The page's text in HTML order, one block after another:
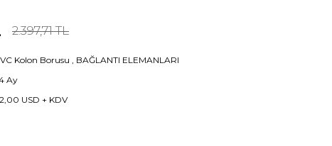
2.397,71 TL
Kolon Borusu , BAĞLANTI ELEMANLARI
Ay
USD + KDV